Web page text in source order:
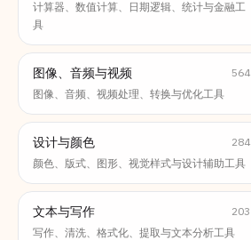
计算器、数值计算、日期逻辑、统计与金融工
具
图像、音频与视频
564
图像、音频、视频处理、转换与优化工具
设计与颜色
284
颜色、版式、图形、视觉样式与设计辅助工具
文本与写作
203
写作、清洗、格式化、提取与文本分析工具